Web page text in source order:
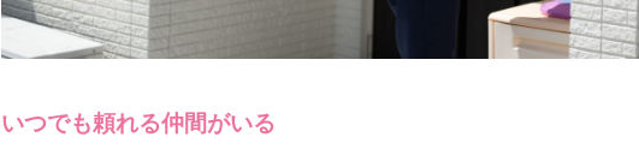
いつでも頼れる仲間がいる